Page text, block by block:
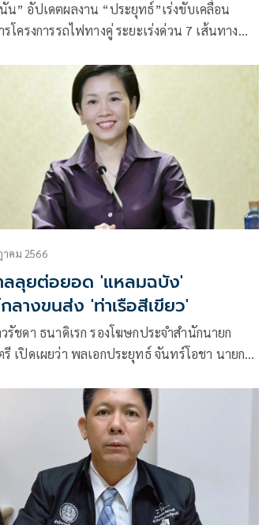
น” อัปเดตผลงาน “ประยุทธ์”เร่งขับเคลื่อน
รโครงการรถไฟทางคู่ ระยะเร่งด่วน 7 เส้นทาง
คาดแล้วเสร็จร่นระยะเวลาการเดินทางได้ 1–1.50
ขับเคลื่อนเศรษฐกิจ ยกระดับคุณภาพชีวิตเป็นมิตร
าคม 2566
ลลุยต่อยอด 'แหลมฉบัง'
ลางขนส่ง 'ท่าเรือสีเขียว'
รัชดา ธนาดิเรก รองโฆษกประจำสำนักนายก
เปิดเผยว่า พลเอกประยุทธ์ จันทร์โอชา นายก
บหน้าของการพัฒนาท่าเรือแหลมฉบัง